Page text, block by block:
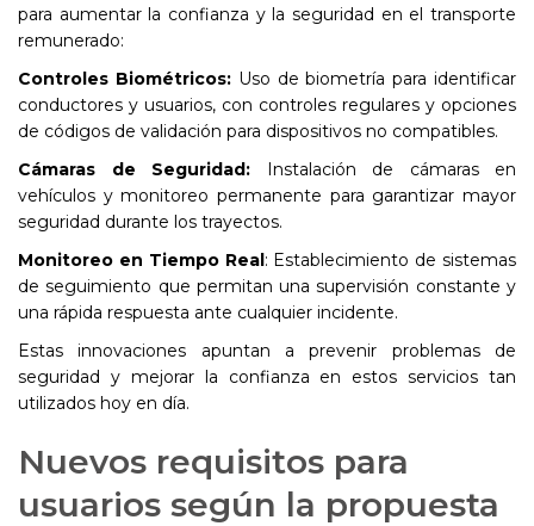
para aumentar la confianza y la seguridad en el transporte
remunerado:
Controles Biométricos: Uso de biometría para identificar
conductores y usuarios, con controles regulares y opciones
de códigos de validación para dispositivos no compatibles.
Cámaras de Seguridad: Instalación de cámaras en
vehículos y monitoreo permanente para garantizar mayor
seguridad durante los trayectos.
Monitoreo en Tiempo Real: Establecimiento de sistemas
de seguimiento que permitan una supervisión constante y
una rápida respuesta ante cualquier incidente.
Estas innovaciones apuntan a prevenir problemas de
seguridad y mejorar la confianza en estos servicios tan
utilizados hoy en día.
Nuevos requisitos para
usuarios según la propuesta